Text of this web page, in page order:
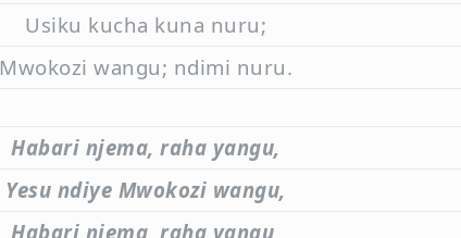
Usiku kucha kuna nuru;
Mwokozi wangu; ndimi nuru.
Habari njema, raha yangu,
Yesu ndiye Mwokozi wangu,
Habari njema, raha yangu,